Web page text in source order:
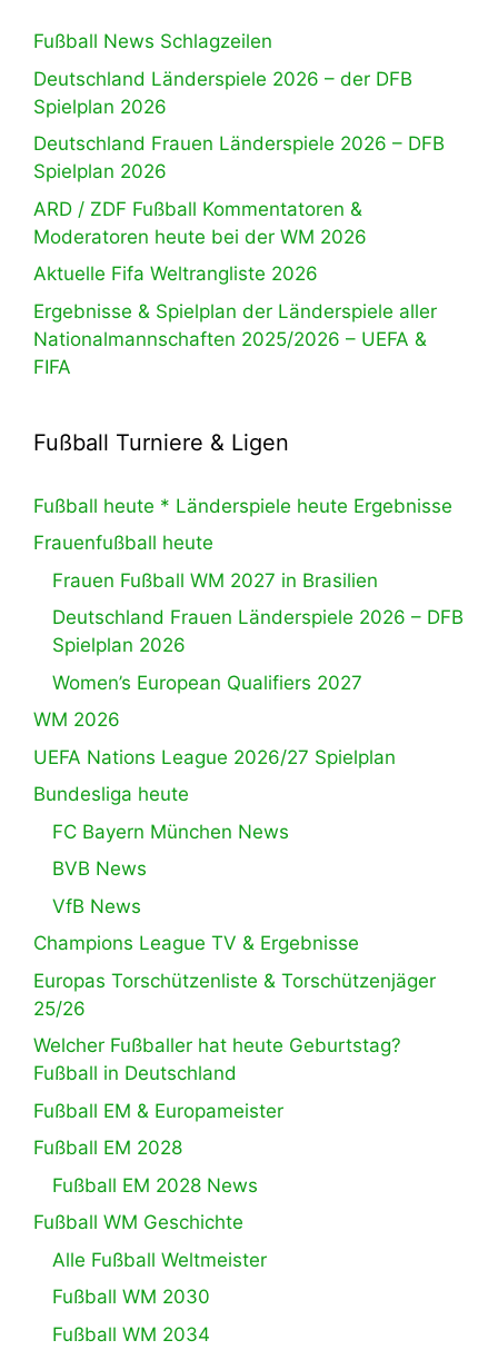
Fußball News Schlagzeilen
Deutschland Länderspiele 2026 – der DFB
Spielplan 2026
Deutschland Frauen Länderspiele 2026 – DFB
Spielplan 2026
ARD / ZDF Fußball Kommentatoren &
Moderatoren heute bei der WM 2026
Aktuelle Fifa Weltrangliste 2026
Ergebnisse & Spielplan der Länderspiele aller
Nationalmannschaften 2025/2026 – UEFA &
FIFA
Fußball Turniere & Ligen
Fußball heute * Länderspiele heute Ergebnisse
Frauenfußball heute
Frauen Fußball WM 2027 in Brasilien
Deutschland Frauen Länderspiele 2026 – DFB
Spielplan 2026
Women’s European Qualifiers 2027
WM 2026
UEFA Nations League 2026/27 Spielplan
Bundesliga heute
FC Bayern München News
BVB News
VfB News
Champions League TV & Ergebnisse
Europas Torschützenliste & Torschützenjäger
25/26
Welcher Fußballer hat heute Geburtstag?
Fußball in Deutschland
Fußball EM & Europameister
Fußball EM 2028
Fußball EM 2028 News
Fußball WM Geschichte
Alle Fußball Weltmeister
Fußball WM 2030
Fußball WM 2034